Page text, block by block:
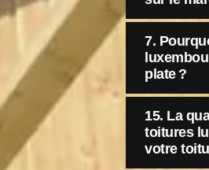
7.
plate ?
15. La
toitures
votre